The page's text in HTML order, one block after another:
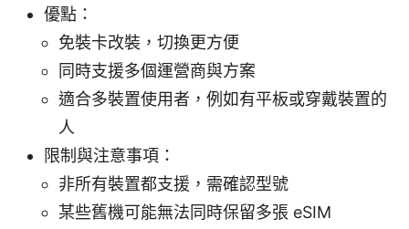
優點：
免裝卡改裝，切換更方便
同時支援多個運營商與方案
適合多裝置使用者，例如有平板或穿戴裝置的
人
限制與注意事項：
非所有裝置都支援，需確認型號
某些舊機可能無法同時保留多張 eSIM